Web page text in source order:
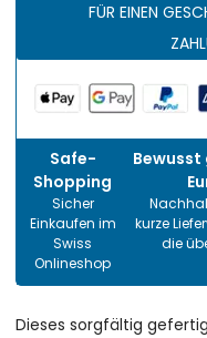
FÜR EINEN
Safe-
Shopping
Sicher
Einkaufen im
Swiss
Onlineshop
kurze
die
Dieses sorgfältig